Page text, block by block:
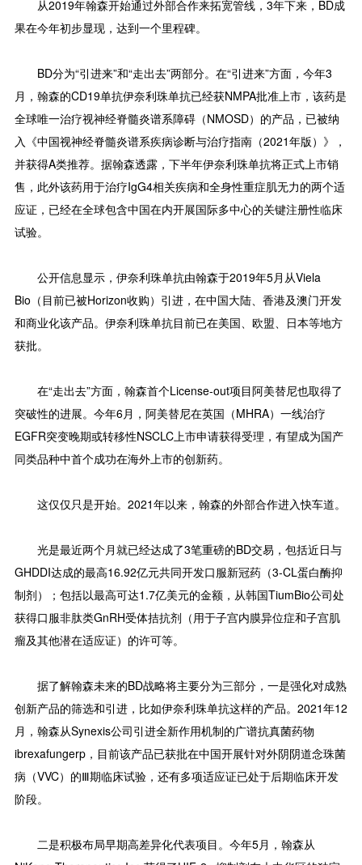
从2019年翰森开始通过外部合作来拓宽管线，3年下来，BD成
果在今年初步显现，达到一个里程碑。
BD分为“引进来”和“走出去”两部分。在“引进来”方面，今年3
月，翰森的CD19单抗伊奈利珠单抗已经获NMPA批准上市，该药是
全球唯一治疗视神经脊髓炎谱系障碍（NMOSD）的产品，已被纳
入《中国视神经脊髓炎谱系疾病诊断与治疗指南（2021年版）》，
并获得A类推荐。据翰森透露，下半年伊奈利珠单抗将正式上市销
售，此外该药用于治疗IgG4相关疾病和全身性重症肌无力的两个适
应证，已经在全球包含中国在内开展国际多中心的关键注册性临床
试验。
公开信息显示，伊奈利珠单抗由翰森于2019年5月从Viela
Bio（目前已被Horizon收购）引进，在中国大陆、香港及澳门开发
和商业化该产品。伊奈利珠单抗目前已在美国、欧盟、日本等地方
获批。
在“走出去”方面，翰森首个License-out项目阿美替尼也取得了
突破性的进展。今年6月，阿美替尼在英国（MHRA）一线治疗
EGFR突变晚期或转移性NSCLC上市申请获得受理，有望成为国产
同类品种中首个成功在海外上市的创新药。
这仅仅只是开始。2021年以来，翰森的外部合作进入快车道。
光是最近两个月就已经达成了3笔重磅的BD交易，包括近日与
GHDDI达成的最高16.92亿元共同开发口服新冠药（3-CL蛋白酶抑
制剂）；包括以最高可达1.7亿美元的金额，从韩国TiumBio公司处
获得口服非肽类GnRH受体拮抗剂（用于子宫内膜异位症和子宫肌
瘤及其他潜在适应证）的许可等。
据了解翰森未来的BD战略将主要分为三部分，一是强化对成熟
创新产品的筛选和引进，比如伊奈利珠单抗这样的产品。2021年12
月，翰森从Synexis公司引进全新作用机制的广谱抗真菌药物
ibrexafungerp，目前该产品已获批在中国开展针对外阴阴道念珠菌
病（VVC）的Ⅲ期临床试验，还有多项适应证已处于后期临床开发
阶段。
二是积极布局早期高差异化代表项目。今年5月，翰森从